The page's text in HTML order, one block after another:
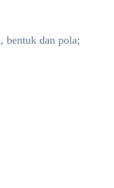
bentuk dan pola;